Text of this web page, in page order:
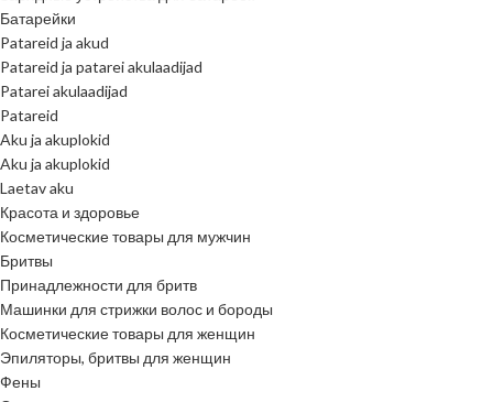
Батарейки
Patareid ja akud
Patareid ja patarei akulaadijad
Patarei akulaadijad
Patareid
Aku ja akuplokid
Aku ja akuplokid
Laetav aku
Красота и здоровье
Косметические товары для мужчин
Бритвы
Принадлежности для бритв
Машинки для стрижки волос и бороды
Косметические товары для женщин
Эпиляторы, бритвы для женщин
Фены